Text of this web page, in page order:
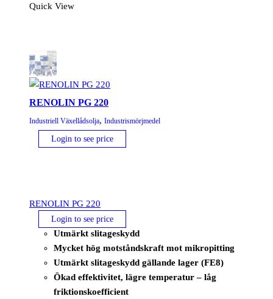
Quick View
RENOLIN PG 220
Industriell Växellådsolja, Industrismörjmedel
Login to see price
RENOLIN PG 220
Login to see price
Utmärkt slitageskydd
Mycket hög motståndskraft mot mikropitting
Utmärkt slitageskydd gällande lager (FE8)
Ökad effektivitet, lägre temperatur – låg
friktionskoefficient